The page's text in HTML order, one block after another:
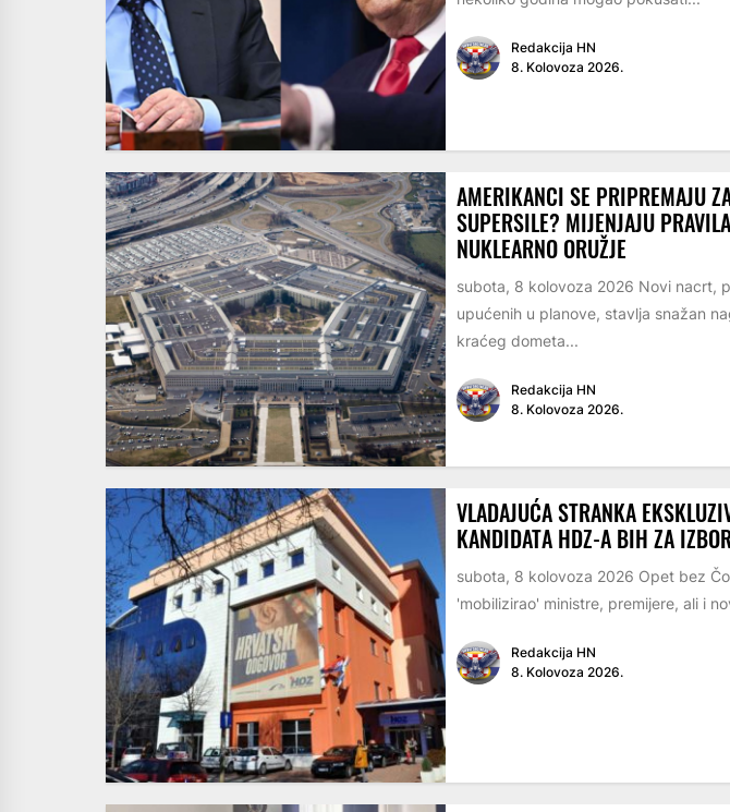
Redakcija HN
8. Kolovoza 2026.
AMERIKANCI SE PRIPREMAJU
SUPERSILE? MIJENJAJU
NUKLEARNO ORUŽJE
subota, 8 kolovoza 2026 Novi nacrt,
upućenih u planove, stavlja snažan
kraćeg dometa...
Redakcija HN
8. Kolovoza 2026.
VLADAJUĆA STRANKA
KANDIDATA HDZ-A BIH ZA
subota, 8 kolovoza 2026 Opet bez
'mobilizirao' ministre, premijere, ali i
Redakcija HN
8. Kolovoza 2026.